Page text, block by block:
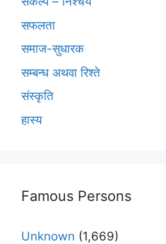
सफलता
समाज-सुधारक
सम्बन्ध अथवा रिश्ते
संस्कृति
हास्य
Famous Persons
Unknown (1,669)